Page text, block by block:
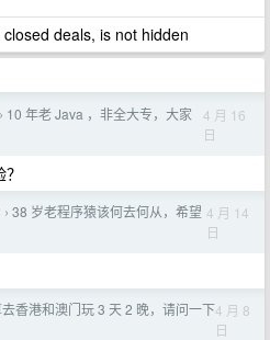
deals, is not hidden
› 10 年老 Java ，非全大专，大家
4 月 16
日
› 38 岁老程序猿该何去何从，希望 4 月 14
日
香港和澳门玩 3 天 2 晚，请问一下4 月 8
日